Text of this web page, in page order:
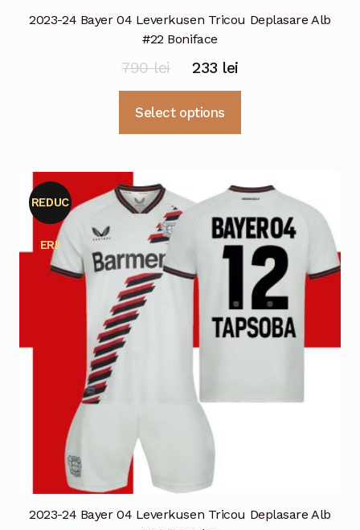
2023-24 Bayer 04 Leverkusen Tricou Deplasare Alb
#22 Boniface
790lei
Prețul
inițial
a
233 leiPrețul
curent
Select options
multe
Opțiunile
pot
alese
în
pagina
2023-24 Bayer 04 Leverkusen Tricou Deplasare Alb
REDUC
ERI!